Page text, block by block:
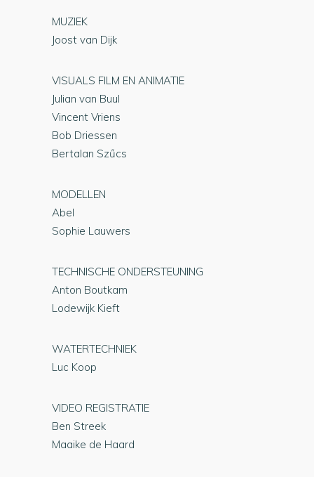
MUZIEK
Joost van Dijk
VISUALS FILM EN ANIMATIE
Julian van Buul
Vincent Vriens
Bob Driessen
Bertalan Szűcs
MODELLEN
Abel
Sophie Lauwers
TECHNISCHE ONDERSTEUNING
Anton Boutkam
Lodewijk Kieft
WATERTECHNIEK
Luc Koop
VIDEO REGISTRATIE
Ben Streek
Maaike de Haard